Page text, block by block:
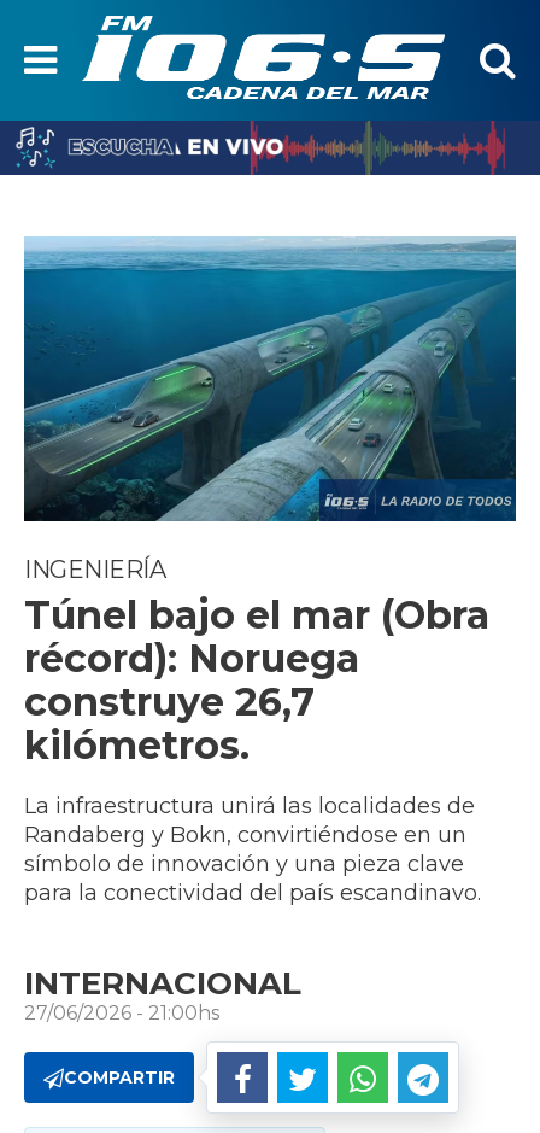
INGENIERÍA
Túnel bajo el mar (Obra
récord): Noruega
construye 26,7
kilómetros.
La infraestructura unirá las localidades de
Randaberg y Bokn, convirtiéndose en un
símbolo de innovación y una pieza clave
para la conectividad del país escandinavo.
INTERNACIONAL
27/06/2026 - 21:00hs
COMPARTIR